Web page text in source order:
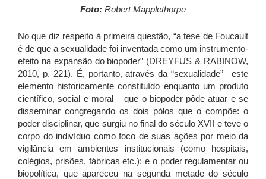
Foto: Robert Mapplethorpe
No que diz respeito à primeira questão, “a tese de Foucault
é de que a sexualidade foi inventada como um instrumento-
efeito na expansão do biopoder” (DREYFUS & RABINOW,
2010, p. 221). É, portanto, através da “sexualidade”– este
elemento historicamente constituído enquanto um produto
científico, social e moral – que o biopoder pôde atuar e se
disseminar congregando os dois pólos que o compõe: o
poder disciplinar, que surgiu no final do século XVII e teve o
corpo do indivíduo como foco de suas ações por meio da
vigilância em ambientes institucionais (como hospitais,
colégios, prisões, fábricas etc.); e o poder regulamentar ou
biopolítica, que apareceu na segunda metade do século